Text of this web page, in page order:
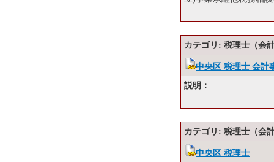
カテゴリ: 税理士（会
中央区 税理士 会計
説明：
カテゴリ: 税理士（会
中央区 税理士